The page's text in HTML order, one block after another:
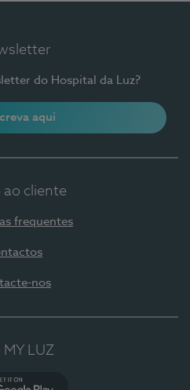
do Hospital da Luz?
aqui
ao cliente
frequentes
nos
MY LUZ